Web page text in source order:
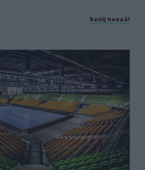
Szólj hozzá!